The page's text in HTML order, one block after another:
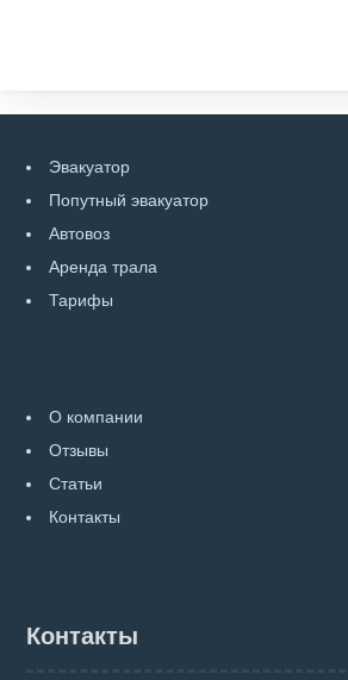
Эвакуатор
Попутный эвакуатор
Автовоз
Аренда трала
Тарифы
О компании
Отзывы
Статьи
Контакты
Контакты